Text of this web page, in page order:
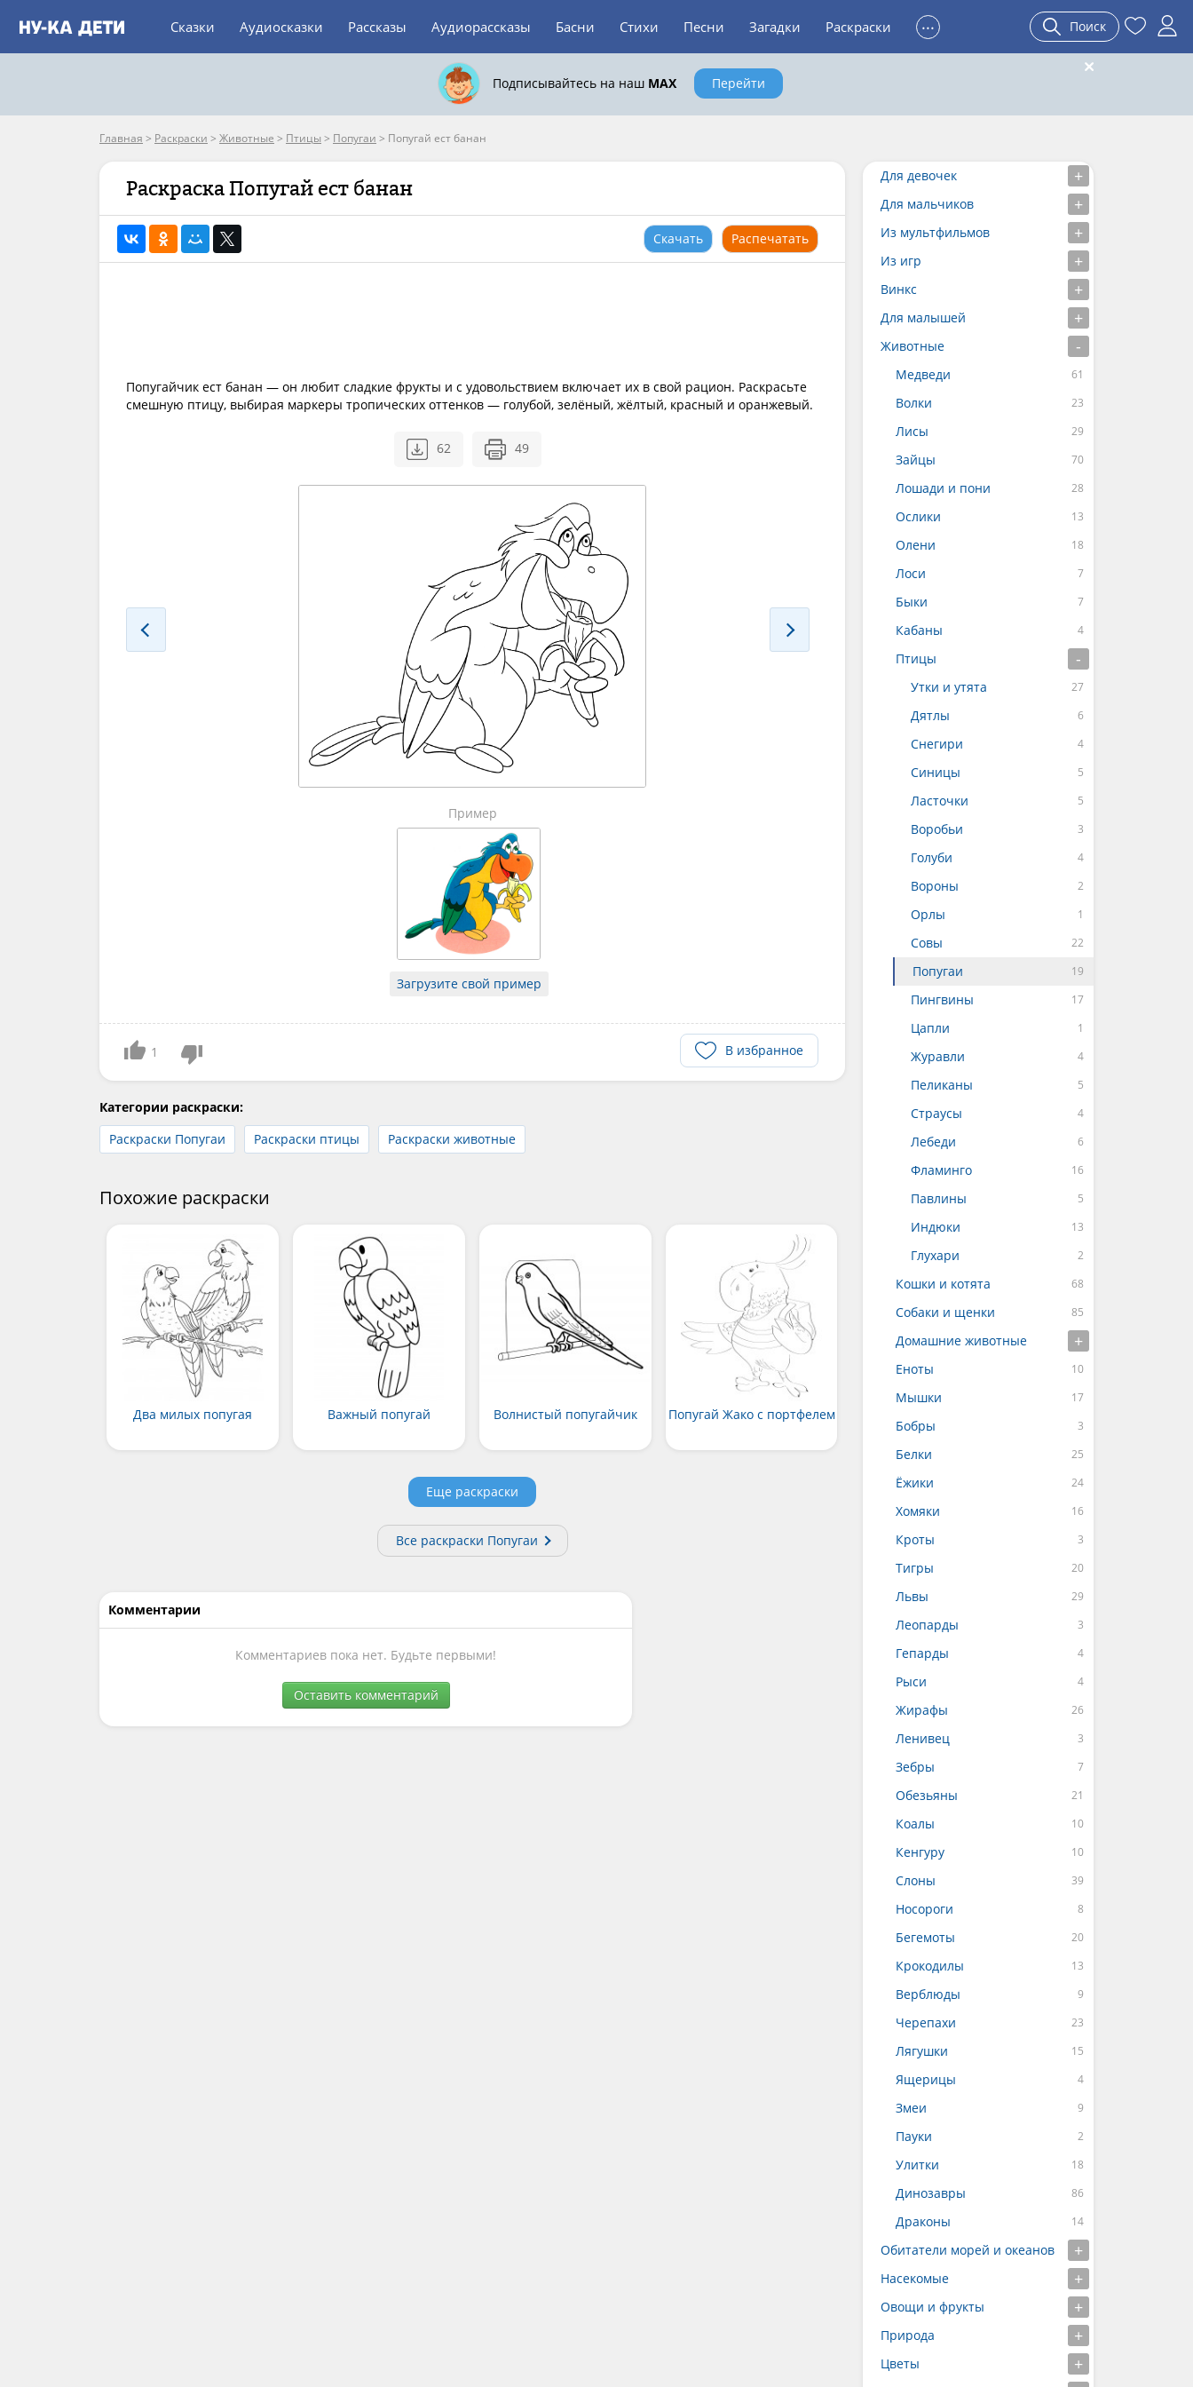
Сказки Аудиосказки Рассказы Аудиорассказы Басни Стихи Песни Загадки Раскраски ... Поиск
Подписывайтесь на наш MAX Перейти
Главная > Раскраски > Животные > Птицы > Попугаи > Попугай ест банан
Раскраска Попугай ест банан
Скачать Распечатать
Попугайчик ест банан — он любит сладкие фрукты и с удовольствием включает их в свой рацион. Раскрасьте
смешную птицу, выбирая маркеры тропических оттенков — голубой, зелёный, жёлтый, красный и оранжевый.
62 49
Пример
Загрузите свой пример
1 В избранное
Категории раскраски:
Раскраски Попугаи
Раскраски птицы Раскраски животные
Похожие раскраски
Два милых попугая Важный попугай Волнистый попугайчик Попугай Жако с портфелем
Еще раскраски
Все раскраски Попугаи
Комментарии
Комментариев пока нет. Будьте первыми!
Оставить комментарий
Для девочек
Для мальчиков
Из мультфильмов
Из игр
Винкс
Для малышей
Животные
Медведи
Волки
Лисы
Зайцы
Лошади и пони
Ослики
Олени
Лоси
Быки
Кабаны
Птицы
Утки и утята
Дятлы
Снегири
Синицы
Ласточки
Воробьи
Голуби
Вороны
Орлы
Совы
Попугаи
Пингвины
Цапли
Журавли
Пеликаны
Страусы
Лебеди
Фламинго
Павлины
Индюки
Глухари
Кошки и котята
Собаки и щенки
Домашние животные
Еноты
Мышки
Бобры
Белки
Ёжики
Хомяки
Кроты
Тигры
Львы
Леопарды
Гепарды
Рыси
Жирафы
Ленивец
Зебры
Обезьяны
Коалы
Кенгуру
Слоны
Носороги
Бегемоты
Крокодилы
Верблюды
Черепахи
Лягушки
Ящерицы
Змеи
Пауки
Улитки
Динозавры
Драконы
Обитатели морей и океанов
Насекомые
Овощи и фрукты
Природа
Цветы